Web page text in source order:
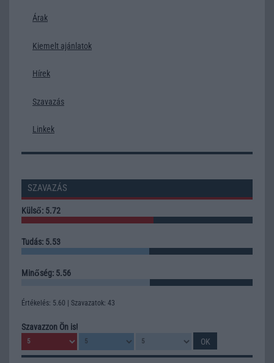
Árak
Kiemelt ajánlatok
Hírek
Szavazás
Linkek
SZAVAZÁS
Külső: 5.72
Tudás: 5.53
Minőség: 5.56
Értékelés: 5.60 | Szavazatok: 43
Szavazzon Ön is!